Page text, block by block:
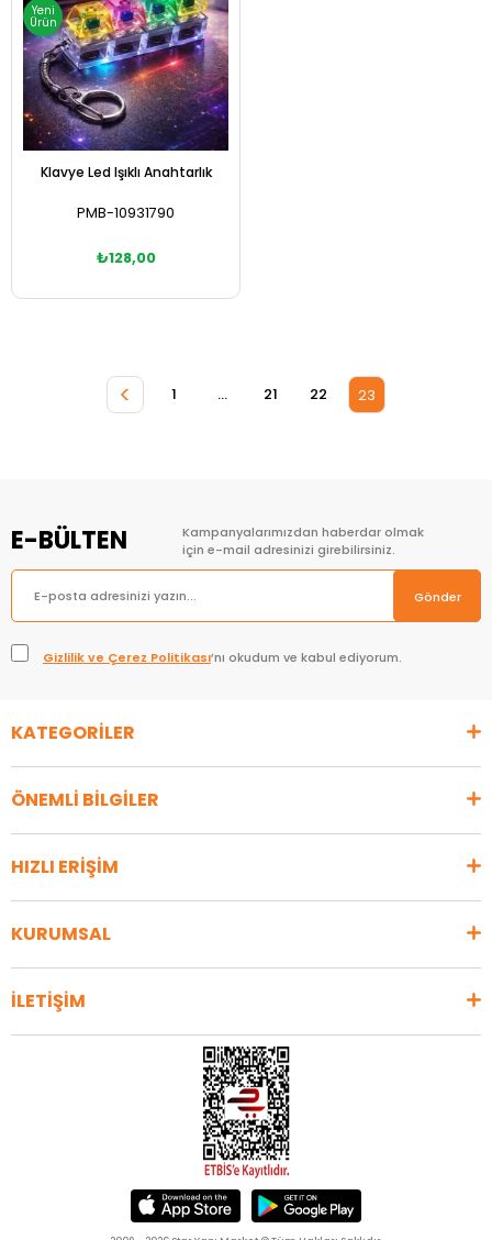
Klavye Led Işıklı Anahtarlık
PMB-10931790
₺128,00
Yeni
Ürün
< 1 ... 21 22 23
E-BÜLTEN
Kampanyalarımızdan haberdar olmak
için e-mail adresinizi girebilirsiniz.
Gönder
Gizlilik ve Çerez Politikası’nı okudum ve kabul ediyorum.
KATEGORİLER
ÖNEMLİ BİLGİLER
HIZLI ERİŞİM
KURUMSAL
İLETİŞİM